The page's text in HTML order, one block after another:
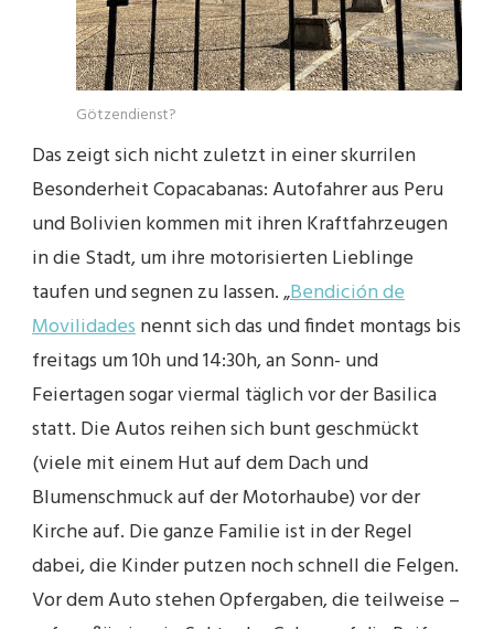
Götzendienst?
Das zeigt sich nicht zuletzt in einer skurrilen
Besonderheit Copacabanas: Autofahrer aus Peru
und Bolivien kommen mit ihren Kraftfahrzeugen
in die Stadt, um ihre motorisierten Lieblinge
taufen und segnen zu lassen. „Bendición de
Movilidadesnennt sich das und findet montags bis
freitags um 10h und 14:30h, an Sonn- und
Feiertagen sogar viermal täglich vor der Basilica
statt. Die Autos reihen sich bunt geschmückt
(viele mit einem Hut auf dem Dach und
Blumenschmuck auf der Motorhaube) vor der
Kirche auf. Die ganze Familie ist in der Regel
dabei, die Kinder putzen noch schnell die Felgen.
Vor dem Auto stehen Opfergaben, die teilweise –